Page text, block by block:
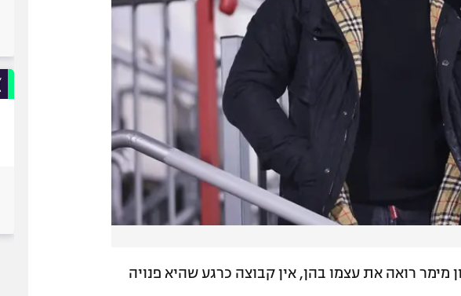
רואה את עצמו בהן, אין קבוצה כרגע שהיא פנויה